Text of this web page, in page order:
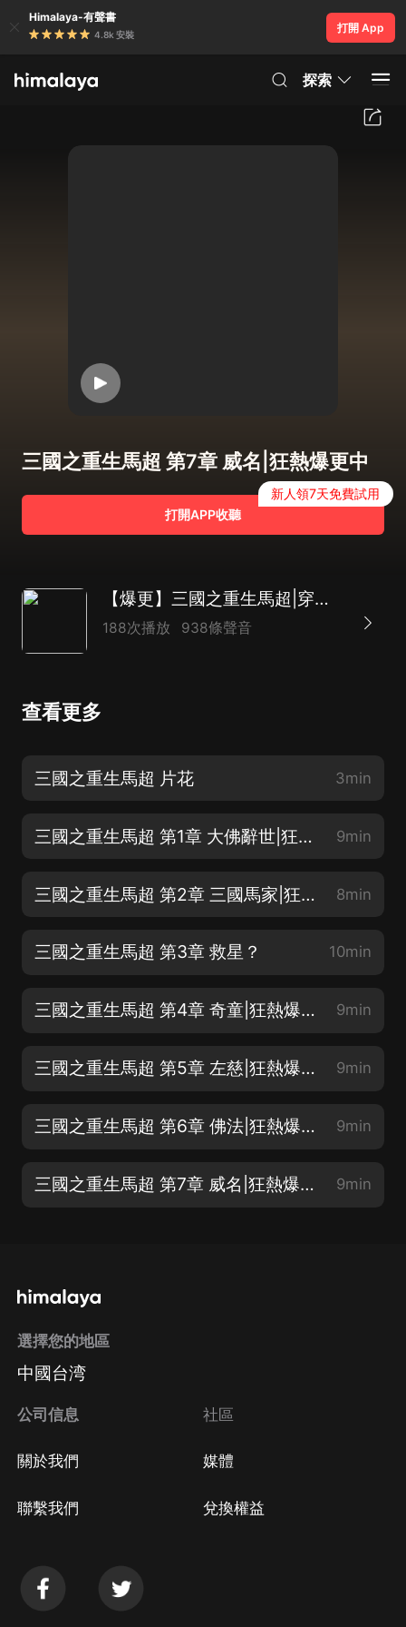
Himalaya-有聲書
4.8k 安裝
打開 App
探索
三國之重生馬超 第7章 威名|狂熱爆更中
打開APP收聽
新人領7天免費試用
【爆更】三國之重生馬超|穿越三國|狂熱爆更中
188次播放 938條聲音
查看更多
三國之重生馬超 片花 3min
三國之重生馬超 第1章 大佛辭世|狂熱爆更中 9min
三國之重生馬超 第2章 三國馬家|狂熱爆更中 8min
三國之重生馬超 第3章 救星？ 10min
三國之重生馬超 第4章 奇童|狂熱爆更中 9min
三國之重生馬超 第5章 左慈|狂熱爆更中 9min
三國之重生馬超 第6章 佛法|狂熱爆更中 9min
三國之重生馬超 第7章 威名|狂熱爆更中 9min
選擇您的地區
中國台湾
公司信息
關於我們
聯繫我們
社區
媒體
兌換權益